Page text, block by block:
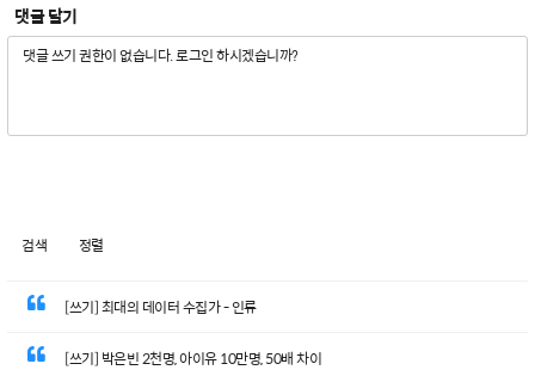
댓글 달기
검색 정렬
[쓰기] 최대의 데이터 수집가 - 인류
[쓰기] 박은빈 2천명, 아이유 10만명, 50배 차이